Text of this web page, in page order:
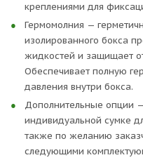
креплениями для
Гермомолния —
изолированного бокса
жидкостей и защищает
Обеспечивает полную
давления внутри бокса.
Дополнительные опции —
индивидуальной сумке
также по желанию
следующими